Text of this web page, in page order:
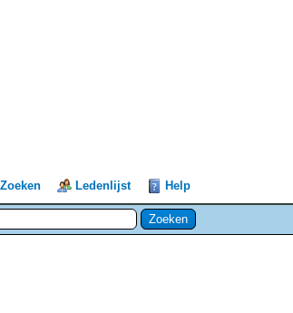
Zoeken Ledenlijst Help